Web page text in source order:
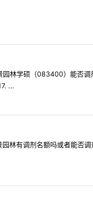
林学硕（083400）能否调
...
有调剂名额吗或者能否